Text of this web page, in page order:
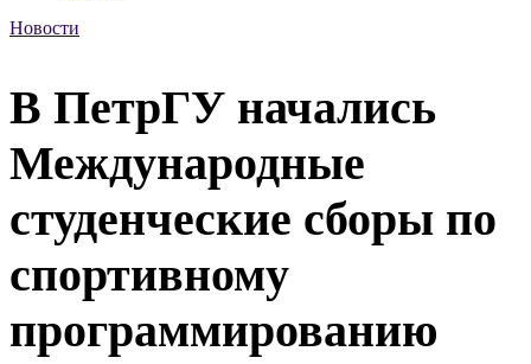
Новости
В ПетрГУ начались
Международные
студенческие сборы по
спортивному
программированию